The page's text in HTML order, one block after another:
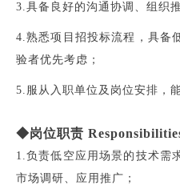
3.具备良好的沟通协调、组织
4.熟悉项目招投标流程，具备
验者优先考虑；
5.服从入职单位及岗位安排，
◆岗位职责
1.负责低空应用场景的技术需
市场调研、应用推广；